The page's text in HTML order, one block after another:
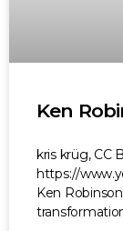
Ken
kris krüg, CC
https://
Ken